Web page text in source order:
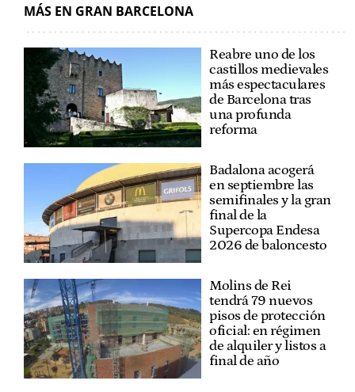
MÁS EN GRAN BARCELONA
Reabre uno de los
castillos medievales
más espectaculares
de Barcelona tras
una profunda
reforma
Badalona acogerá
en septiembre las
semifinales y la gran
final de la
Supercopa Endesa
2026 de baloncesto
Molins de Rei
tendrá 79 nuevos
pisos de protección
oficial: en régimen
de alquiler y listos a
final de año